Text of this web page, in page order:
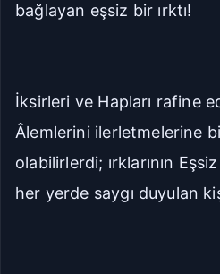
bağlayan eşsiz bir ırktı!
İksirleri ve Hapları rafine
Âlemlerini ilerletmelerine
olabilirlerdi; ırklarının
her yerde saygı duyulan